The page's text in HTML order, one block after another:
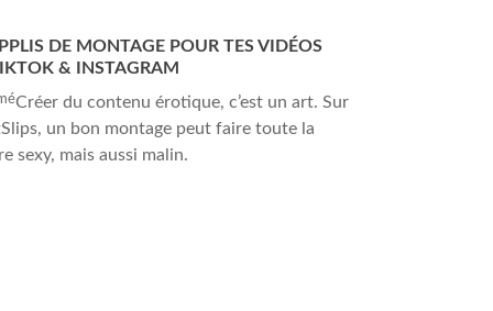
DE MONTAGE POUR TES VIDÉOS
& INSTAGRAM
Créer du contenu érotique, c’est un art. Sur
un bon montage peut faire toute la
sexy, mais aussi malin.